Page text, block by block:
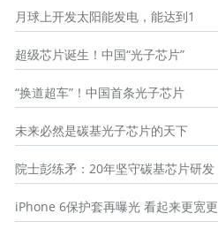
月球上开发太阳能发电，能达到1
超级芯片诞生！中国“光子芯片”
“换道超车”！中国首条光子芯片
未来必然是碳基光子芯片的天下
院士彭练矛：20年坚守碳基芯片研发
iPhone 6保护套再曝光 看起来更宽更